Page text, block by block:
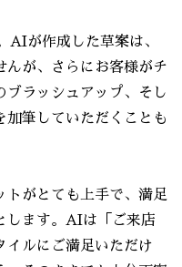
AIが作成した草案は、
んが、さらにお客様がチ
ブラッシュアップ、そし
加筆していただくことも
トがとても上手で、満足
します。AIは「ご来店
イルにご満足いただけ